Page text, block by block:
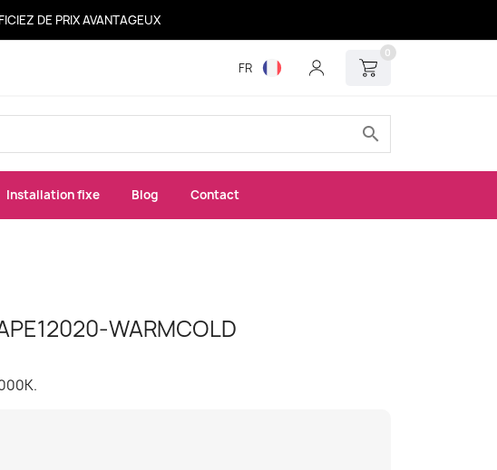
DE PRIX AVANTAGEUX
FR
0
search
Installation fixe Blog Contact
WARMCOLD